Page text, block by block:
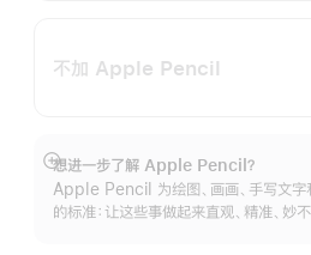
不加 Apple Pencil
想进一步了解 Apple Pencil？
Apple Pencil 为绘图、画画、手写文字
的标准：让这些事做起来直观、精准、妙不
展
开